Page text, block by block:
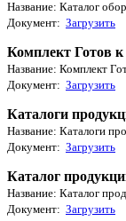
Название: Каталог
Документ: Загрузить
Комплект Готов к
Название: Комплект
Документ: Загрузить
Каталоги
Название: Каталоги
Документ: Загрузить
Каталог
Название: Каталог
Документ: Загрузить